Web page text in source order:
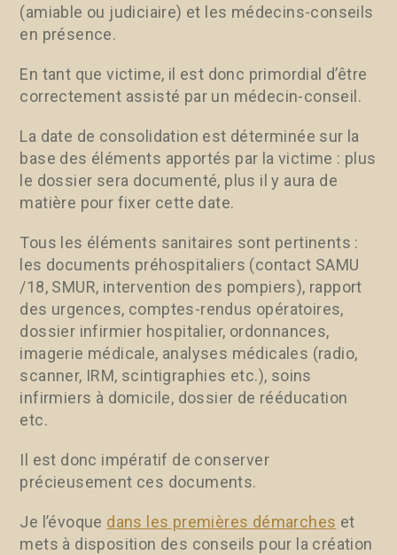
(amiable ou judiciaire) et les médecins-conseils
en présence.
En tant que victime, il est donc primordial d’être
correctement assisté par un médecin-conseil.
La date de consolidation est déterminée sur la
base des éléments apportés par la victime : plus
le dossier sera documenté, plus il y aura de
matière pour fixer cette date.
Tous les éléments sanitaires sont pertinents :
les documents préhospitaliers (contact SAMU
/18, SMUR, intervention des pompiers), rapport
des urgences, comptes-rendus opératoires,
dossier infirmier hospitalier, ordonnances,
imagerie médicale, analyses médicales (radio,
scanner, IRM, scintigraphies etc.), soins
infirmiers à domicile, dossier de rééducation
etc.
Il est donc impératif de conserver
précieusement ces documents.
Je l’évoque dans les premières démarches et
mets à disposition des conseils pour la création